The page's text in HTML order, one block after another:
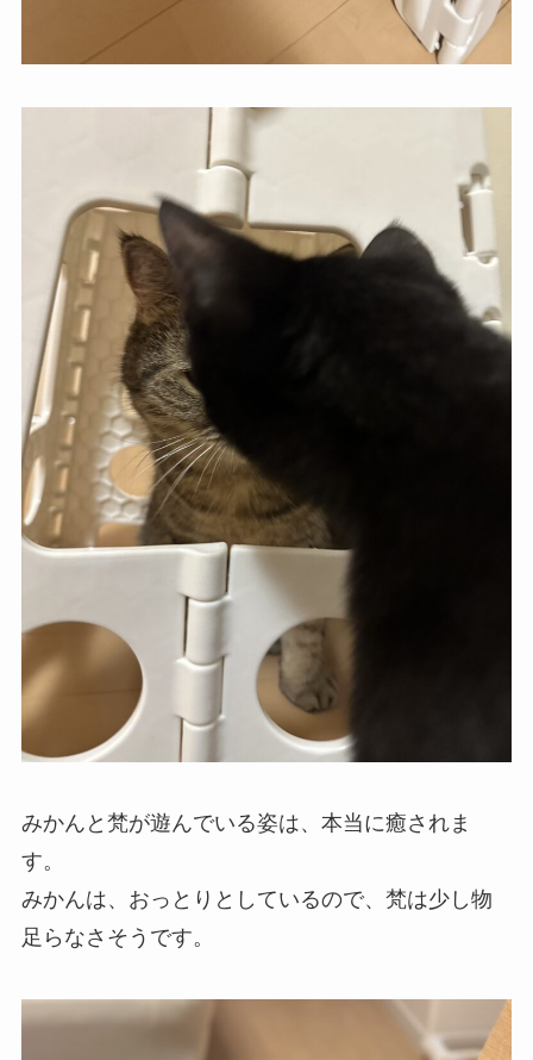
みかんと梵が遊んでいる姿は、本当に癒されま
す。
みかんは、おっとりとしているので、梵は少し物
足らなさそうです。